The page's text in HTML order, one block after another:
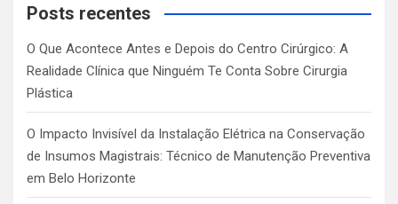
c
Posts recentes
O Que Acontece Antes e Depois do Centro Cirúrgico: A
Realidade Clínica que Ninguém Te Conta Sobre Cirurgia
Plástica
O Impacto Invisível da Instalação Elétrica na Conservação
de Insumos Magistrais: Técnico de Manutenção Preventiva
em Belo Horizonte